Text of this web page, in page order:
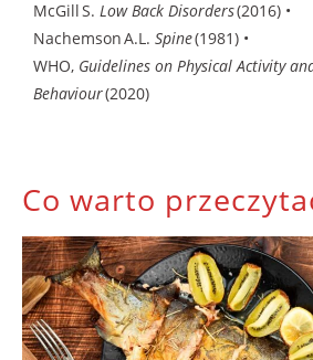
McGill S. Low Back Disorders(2016) •
Nachemson A.L. Spine(1981) •
WHO, Guidelines on Physical Activity
Behaviour(2020)
Co warto